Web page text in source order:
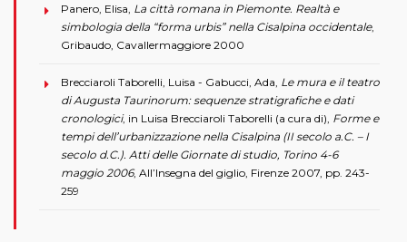
Panero, Elisa, La città romana in Piemonte. Realtà e
simbologia della “forma urbis” nella Cisalpina occidentale,
Gribaudo, Cavallermaggiore 2000
Brecciaroli Taborelli, Luisa - Gabucci, Ada, Le mura e il teatro
di Augusta Taurinorum: sequenze stratigrafiche e dati
cronologici, in Luisa Brecciaroli Taborelli (a cura di), Forme e
tempi dell’urbanizzazione nella Cisalpina (II secolo a.C. – I
secolo d.C.). Atti delle Giornate di studio, Torino 4-6
maggio 2006, All’Insegna del giglio, Firenze 2007, pp. 243-
259